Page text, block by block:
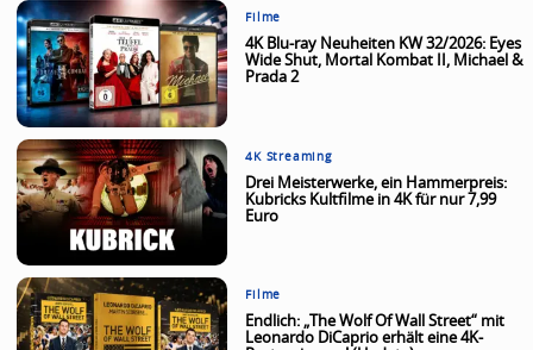
Filme
4K Blu-ray Neuheiten KW 32/2026: Eyes
Wide Shut, Mortal Kombat II, Michael &
Prada 2
4K Streaming
Drei Meisterwerke, ein Hammerpreis:
Kubricks Kultfilme in 4K für nur 7,99
Euro
Filme
Endlich: „The Wolf Of Wall Street“ mit
Leonardo DiCaprio erhält eine 4K-